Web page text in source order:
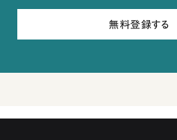
無料登録する